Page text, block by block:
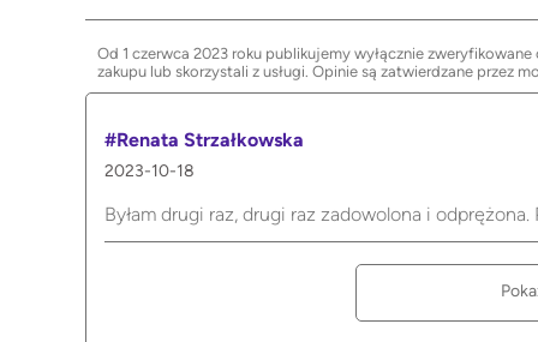
Od 1 czerwca 2023 roku publikujemy wyłącznie
zakupu lub skorzystali z usługi. Opinie są zatwierdzane przez
#Renata Strzałkowska
2023-10-18
Byłam drugi raz, drugi raz zadowolona i